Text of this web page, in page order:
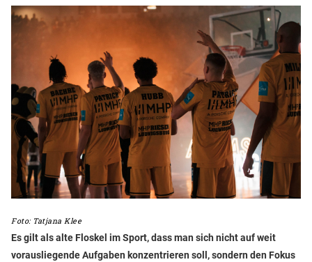
Foto: Tatjana Klee
Es gilt als alte Floskel im Sport, dass man sich nicht auf weit
vorausliegende Aufgaben konzentrieren soll, sondern den Fokus